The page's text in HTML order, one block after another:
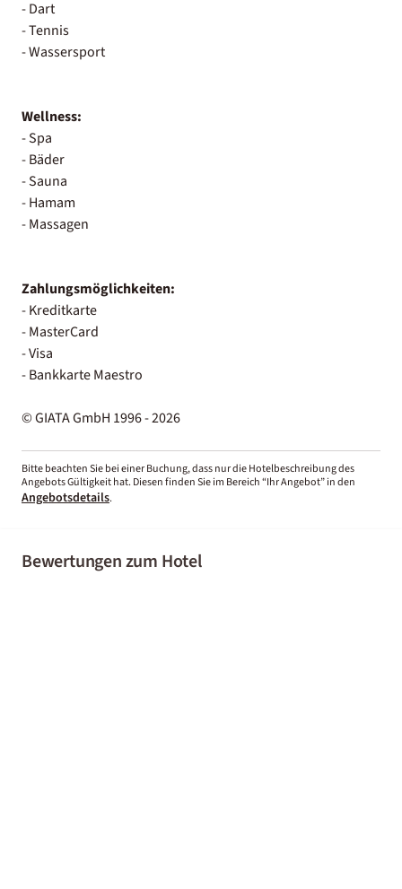
- Dart
- Tennis
- Wassersport
Wellness:
- Spa
- Bäder
- Sauna
- Hamam
- Massagen
Zahlungsmöglichkeiten:
- Kreditkarte
- MasterCard
- Visa
- Bankkarte Maestro
© GIATA GmbH 1996 - 2026
Bitte beachten Sie bei einer Buchung, dass nur die Hotelbeschreibung des
Angebots Gültigkeit hat. Diesen finden Sie im Bereich “Ihr Angebot” in den
Angebotsdetails.
Bewertungen zum Hotel